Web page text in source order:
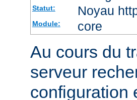
Statut: Noyau
Module: core
Au cours du
serveur
configuration